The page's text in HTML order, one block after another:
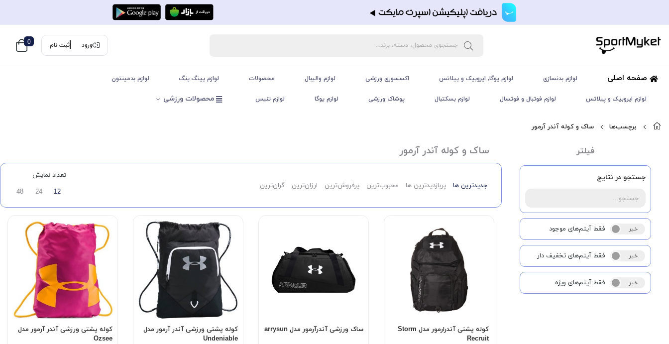
ورود ثبت نام 0
صفحه اصلی لوازم بدنسازی لوازم یوگا, ایروبیک و پیلاتس اکسسوری ورزشی لوازم والیبال محصولات لوازم پینگ پنگ لوازم بدمینتون
لوازم ایروبیک و پیلاتس لوازم فوتبال و فوتسال لوازم بسکتبال پوشاک ورزشی لوازم یوگا لوازم تنیس محصولات ورزشی
برچسب‌ها ساک و کوله آندر آرمور
فیلتر
جستجو در نتایج
بله خیر فقط آیتم‌های موجود
بله خیر فقط آیتم‌های تخفیف دار
بله خیر فقط آیتم‌های ویژه
ساک و کوله آندر آرمور
جدیدترین ها پربازدیدترین ها محبوب‌‌ترین پرفروش‌ترین ارزان‌ترین گران‌ترین
تعداد نمایش
12
24
48
کوله پشتی آندرارمور مدل Storm
Recruit
ساک ورزشی آندرآرمور مدل arrysun
کوله پشتی ورزشی آندر آرمور مدل
Undeniable
کوله پشتی ورزشی آندر آرمور مدل
Ozsee